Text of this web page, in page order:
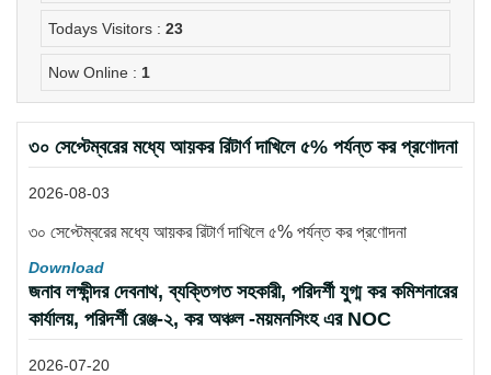
৩০ সেপ্টেম্বরের মধ্যে আয়কর রিটার্ণ দাখিলে ৫% পর্যন্ত কর প্রণোদনা
2026-08-03
৩০ সেপ্টেম্বরের মধ্যে আয়কর রিটার্ণ দাখিলে ৫% পর্যন্ত কর প্রণোদনা
Download
জনাব লক্ষীন্দর দেবনাথ, ব্যক্তিগত সহকারী, পরিদর্শী যুগ্ম কর কমিশনারের
কার্যালয়, পরিদর্শী রেঞ্জ-২, কর অঞ্চল -ময়মনসিংহ এর NOC
2026-07-20
Todays Visitors : 23
Now Online : 1